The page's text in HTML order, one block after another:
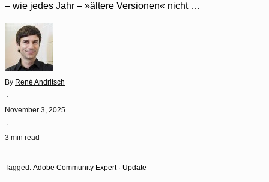
– wie jedes Jahr – »ältere Versionen« nicht …
By René Andritsch
·
November 3, 2025
·
3 min read
Tagged: Adobe Community Expert· Update